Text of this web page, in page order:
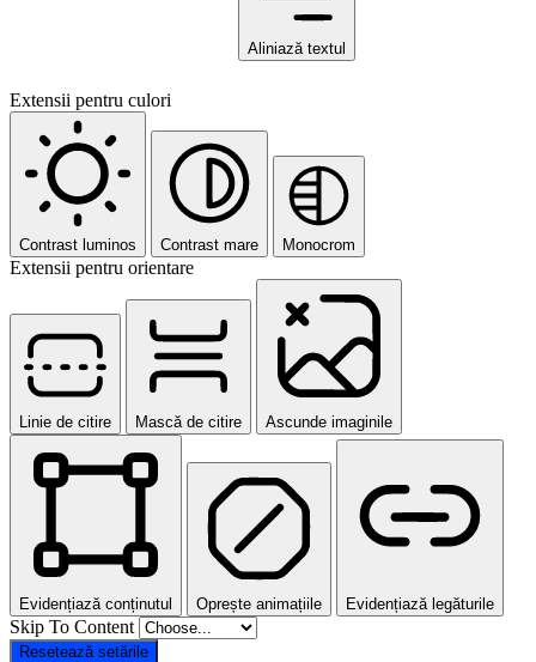
Aliniază textul
Extensii pentru culori
Contrast luminos Contrast mare Monocrom
Extensii pentru orientare
Linie de citire Mască de citire Ascunde imaginile
Evidențiază conținutul Oprește animațiile Evidențiază legăturile
Skip To Content
Resetează setările